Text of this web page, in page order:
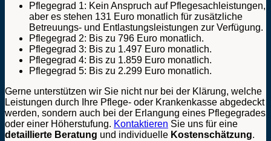
Pflegegrad 1: Kein Anspruch auf Pflegesachleistungen,
aber es stehen 131 Euro monatlich für zusätzliche
Betreuungs- und Entlastungsleistungen zur Verfügung.
Pflegegrad 2: Bis zu 796 Euro monatlich.
Pflegegrad 3: Bis zu 1.497 Euro monatlich.
Pflegegrad 4: Bis zu 1.859 Euro monatlich.
Pflegegrad 5: Bis zu 2.299 Euro monatlich.
Gerne unterstützen wir Sie nicht nur bei der Klärung, welche
Leistungen durch Ihre Pflege- oder Krankenkasse abgedeckt
werden, sondern auch bei der Erlangung eines Pflegegrades
oder einer Höherstufung. Kontaktieren Sie uns für eine
detaillierte Beratung und individuelle Kostenschätzung.